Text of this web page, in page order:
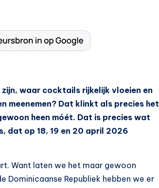
waar cocktails rijkelijk vloeien en
meenemen? Dat klinkt als precies het
heen móét. Dat is precies wat
dat op 18, 19 en 20 april 2026
Want laten we het maar gewoon
Dominicaanse Republiek hebben we er